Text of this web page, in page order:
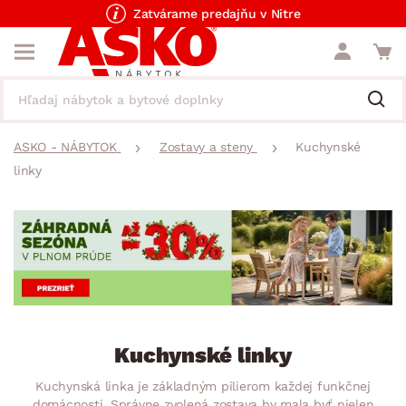
Zatvárame predajňu v Nitre
ASKO - NÁBYTOK Zostavy a steny
Kuchynské
linky
Kuchynské linky
Kuchynská linka je základným pilierom každej funkčnej